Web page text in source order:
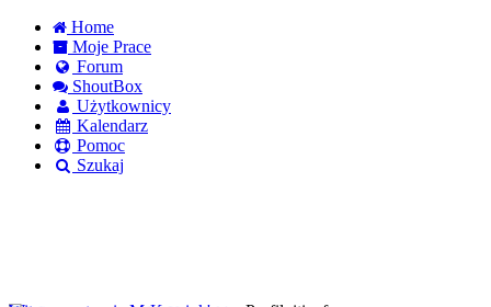
Home
Moje Prace
Forum
ShoutBox
Użytkownicy
Kalendarz
Pomoc
Szukaj